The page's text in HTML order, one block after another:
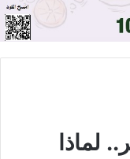
لماذا